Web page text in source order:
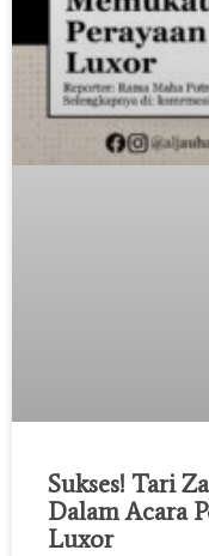
Sukses! Tari
Dalam Acara
Luxor